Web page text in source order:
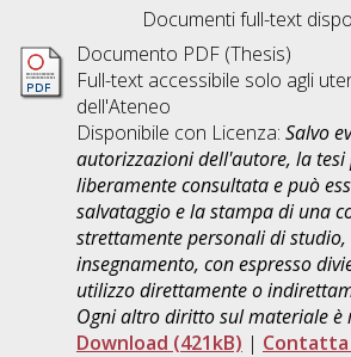
Documenti full-text
Documento PDF (Thesis)
Full-text accessibile solo agli
dell'Ateneo
Disponibile con Licenza: Salvo
autorizzazioni dell'autore, la tesi
liberamente consultata e può
salvataggio e la stampa di una
strettamente personali di
insegnamento, con espresso
utilizzo direttamente o
Ogni altro diritto sul materiale è
Download (421kB) |